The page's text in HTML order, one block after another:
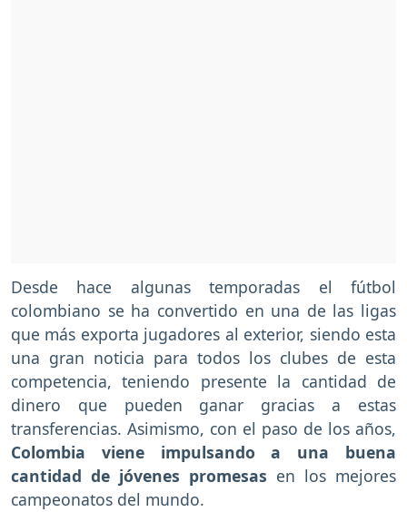
Desde hace algunas temporadas el fútbol
colombiano se ha convertido en una de las ligas
que más exporta jugadores al exterior, siendo esta
una gran noticia para todos los clubes de esta
competencia, teniendo presente la cantidad de
dinero que pueden ganar gracias a estas
transferencias. Asimismo, con el paso de los años,
Colombia viene impulsando a una buena
cantidad de jóvenes promesas en los mejores
campeonatos del mundo.